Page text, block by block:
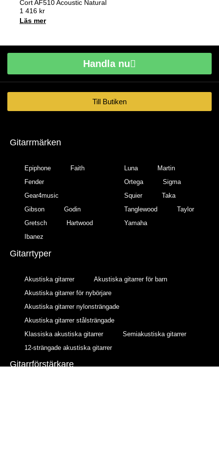
Cort AF510 Acoustic Natural
1 416 kr
Läs mer
Handla nu
Till Butiken
Gitarrmärken
Epiphone
Faith
Fender
Gear4music
Gibson
Godin
Gretsch
Hartwood
Ibanez
Luna
Martin
Ortega
Sigma
Squier
Taka
Tanglewood
Taylor
Yamaha
Gitarrtyper
Akustiska gitarrer
Akustiska gitarrer för barn
Akustiska gitarrer för nybörjare
Akustiska gitarrer nylonsträngade
Akustiska gitarrer stålsträngade
Klassiska akustiska gitarrer
Semiakustiska gitarrer
12-strängade akustiska gitarrer
Gitarrförstärkare